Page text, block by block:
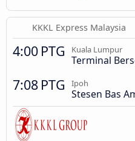
KKKL Express Malaysia
4:00 PTG Kuala Lumpur
Terminal
7:08 PTG Ipoh
Stesen Bas